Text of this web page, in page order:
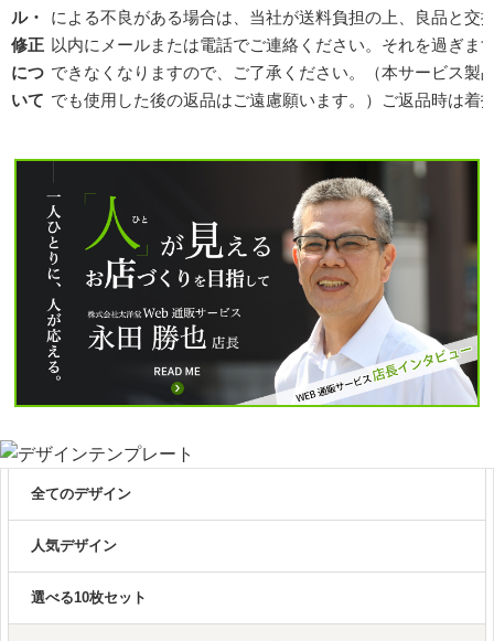
全てのデザイン
人気デザイン
選べる10枚セット
ル・
修正
につ
いて
による不良がある場合は、当社が送料負担の上、良品と交
以内にメールまたは電話でご連絡ください。それを過ぎま
できなくなりますので、ご了承ください。（本サービス製
でも使用した後の返品はご遠慮願います。）ご返品時は着